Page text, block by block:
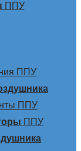
ППУ
ППУ
ППУ
ППУ